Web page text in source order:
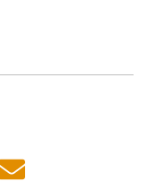
Share